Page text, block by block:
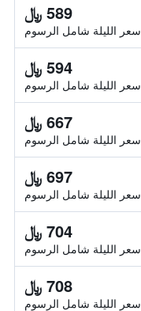
589 ﷼
سعر الليلة شامل الرسوم
594 ﷼
سعر الليلة شامل الرسوم
667 ﷼
سعر الليلة شامل الرسوم
697 ﷼
سعر الليلة شامل الرسوم
704 ﷼
سعر الليلة شامل الرسوم
708 ﷼
سعر الليلة شامل الرسوم